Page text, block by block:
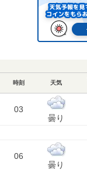
時刻 天気
03
曇り
06
曇り